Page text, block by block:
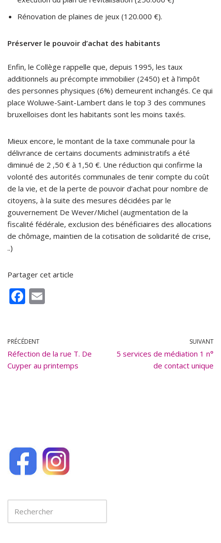
Rénovation de plaines de jeux (120.000 €).
Préserver le pouvoir d’achat des habitants
Enfin, le Collège rappelle que, depuis 1995, les taux
additionnels au précompte immobilier (2450) et à l’impôt
des personnes physiques (6%) demeurent inchangés. Ce qui
place Woluwe-Saint-Lambert dans le top 3 des communes
bruxelloises dont les habitants sont les moins taxés.
Mieux encore, le montant de la taxe communale pour la
délivrance de certains documents administratifs a été
diminué de 2 ,50 € à 1,50 €. Une réduction qui confirme la
volonté des autorités communales de tenir compte du coût
de la vie, et de la perte de pouvoir d’achat pour nombre de
citoyens, à la suite des mesures décidées par le
gouvernement De Wever/Michel (augmentation de la
fiscalité fédérale, exclusion des bénéficiaires des allocations
de chômage, maintien de la cotisation de solidarité de crise,
..)
Partager cet article
F
b
o
o
PRÉCÉDENT
Réfection de la rue T. De
Cuyper au printemps
SUIVANT
5 services de médiation 1 n°
de contact unique